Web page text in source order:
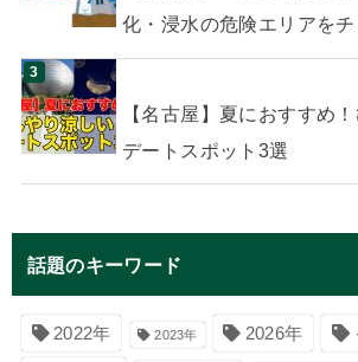
化・浸水の危険エリアをチ
【名古屋】夏におすすめ
デートスポット3選
話題のキーワード
2022年 2023年 2026年